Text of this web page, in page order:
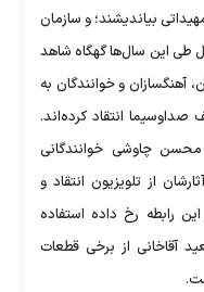
بیاندیشند؛ و سازمان
طی این سال‌ها گهگاه شاهد
آهنگسازان و خوانندگان به
انتقاد کرده‌اند.
چاوشی خوانندگانی
از تلویزیون انتقاد و
رابطه رخ داده استفاده
آقاخانی از برخی قطعات